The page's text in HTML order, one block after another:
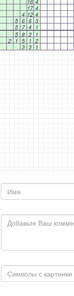
16 4
17 4
4 12 4
5 6 6 3
5 7 4
1
5 8 2
1
2
1 5 1 2
3 3 1